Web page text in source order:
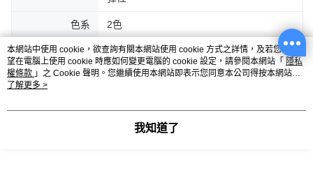
色系 2色
配件 無
產地 台灣製
客服
本網站中使用 cookie，欲查詢有關本網站使用 cookie 方式之詳情，及若您不希
望在電腦上使用 cookie 時應如何變更電腦的 cookie 設定，請參閱本網站「 隱私
權條款 」之 Cookie 聲明。您繼續使用本網站即表示您同意本公司得按本網站使
用條款之 Cookie 聲明使用 cookie。
了解更多 >
我知道了